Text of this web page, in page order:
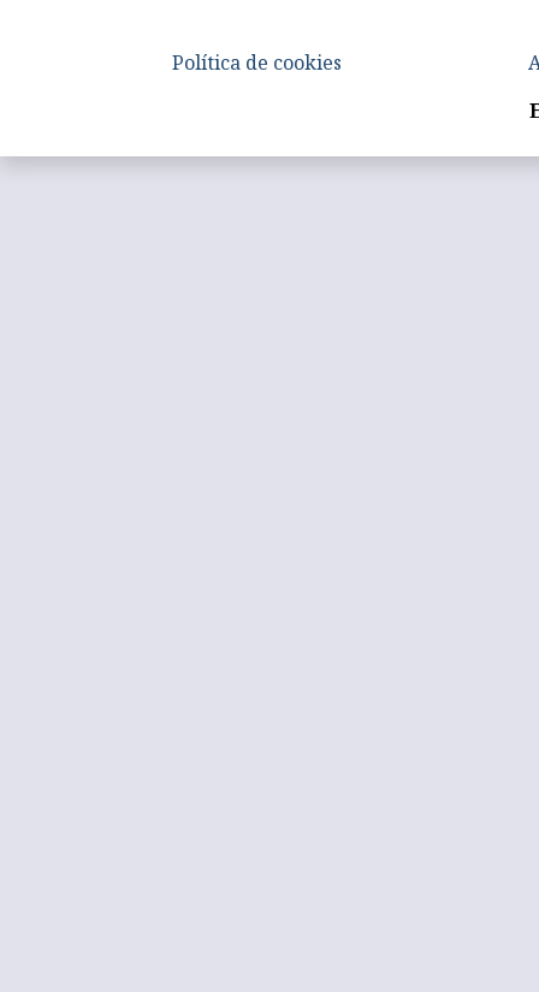
Política de cookies